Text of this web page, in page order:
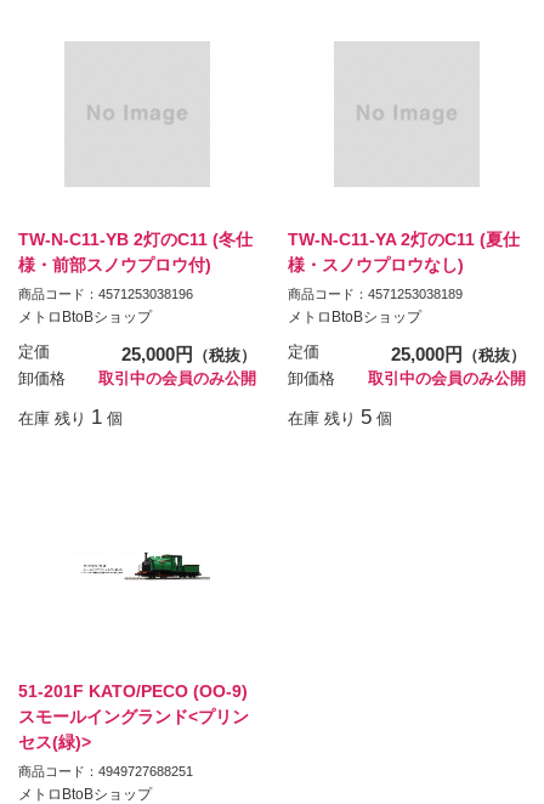
TW-N-C11-YB 2灯のC11 (冬仕
様・前部スノウプロウ付)
商品コード：4571253038196
メトロBtoBショップ
定価 25,000円
（税抜）
卸価格
取引中の会員のみ公開
在庫 残り 1 個
TW-N-C11-YA 2灯のC11 (夏仕
様・スノウプロウなし)
商品コード：4571253038189
メトロBtoBショップ
定価 25,000円
（税抜）
卸価格
取引中の会員のみ公開
在庫 残り 5 個
51-201F KATO/PECO (OO-9)
スモールイングランド<プリン
セス(緑)>
商品コード：4949727688251
メトロBtoBショップ